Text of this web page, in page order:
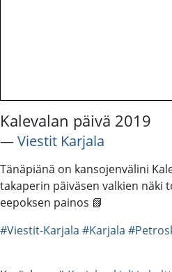
Kalevalan päivä 2019
―Viestit Karjala
Tänäpiänä on kansojenvälini
takaperin päiväsen valkien näki
eepoksen painos 📗
#Viestit-Karjala #Karjala